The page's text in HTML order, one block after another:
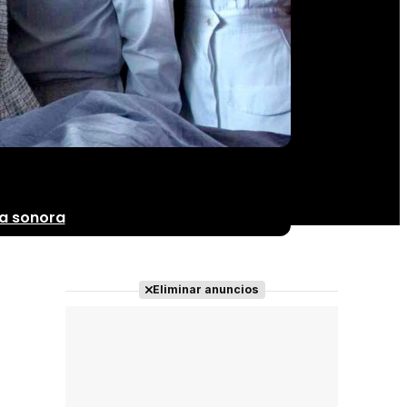
sonora
Eliminar anuncios